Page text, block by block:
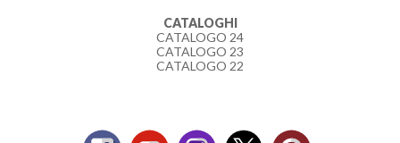
CATALOGHI
CATALOGO 24
CATALOGO 23
CATALOGO 22